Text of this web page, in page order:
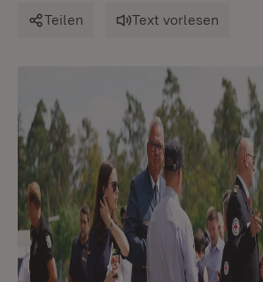
Teilen Text vorlesen